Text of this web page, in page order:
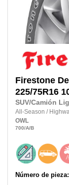
Firestone
225/75R16
SUV/Camión
All-Season /
OWL
700/A/B
Número de